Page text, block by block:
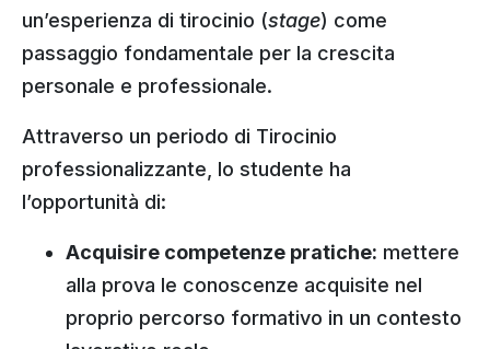
un’esperienza di tirocinio (stage) come
passaggio fondamentale per la crescita
personale e professionale.
Attraverso un periodo di Tirocinio
professionalizzante, lo studente ha
l’opportunità di:
Acquisire competenze pratiche: mettere
alla prova le conoscenze acquisite nel
proprio percorso formativo in un contesto